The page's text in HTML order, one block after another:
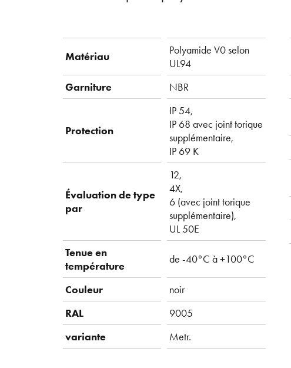
Matériau
Polyamide V0 selon
UL94
Garniture
NBR
Protection
IP 54,
IP 68 avec joint torique
supplémentaire,
IP 69 K
Évaluation de type
par
12,
4X,
6 (avec joint torique
supplémentaire),
UL 50E
Tenue en
température
de -40°C à +100°C
Couleur
noir
RAL
9005
variante
Metr.